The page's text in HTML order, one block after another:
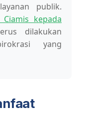
publik.
kepada
dilakukan
yang